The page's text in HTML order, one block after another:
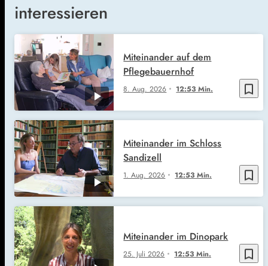
interessieren
bookmark_border
8. Aug. 2026 12:53 Min.
Miteinander auf dem
Pflegebauernhof
bookmark_border
1. Aug. 2026 12:53 Min.
Miteinander im Schloss
Sandizell
bookmark_border
25. Juli 2026 12:53 Min.
Miteinander im Dinopark